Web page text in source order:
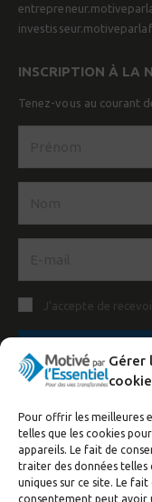
Gérer
Pour offrir les meilleures
telles que les cookies
appareils. Le fait de
traiter des données telles
uniques sur ce site. Le
consentement peut avoir
INSCRIPTION À LA
Tenez-vous au courant
J’accepte de